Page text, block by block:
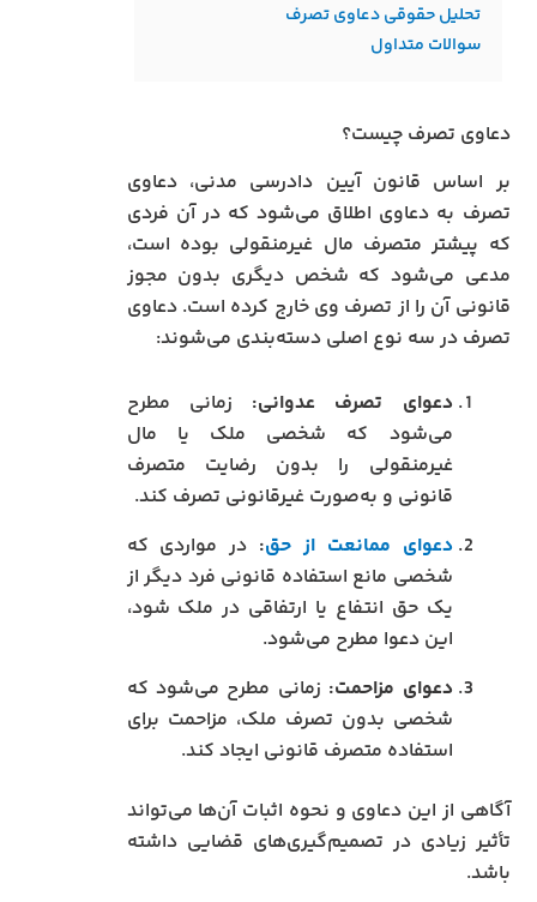
تحلیل حقوقی دعاوی تصرف
سوالات متداول
دعاوی تصرف چیست؟
بر اساس قانون آیین دادرسی مدنی، دعاوی
تصرف به دعاوی اطلاق می‌شود که در آن فردی
که پیشتر متصرف مال غیرمنقولی بوده است،
مدعی می‌شود که شخص دیگری بدون مجوز
قانونی آن را از تصرف وی خارج کرده است. دعاوی
تصرف در سه نوع اصلی دسته‌بندی می‌شوند:
دعوای تصرف عدوانی: زمانی مطرح
می‌شود که شخصی ملک یا مال
غیرمنقولی را بدون رضایت متصرف
قانونی و به‌صورت غیرقانونی تصرف کند.
دعوای ممانعت از حق: در مواردی که
شخصی مانع استفاده قانونی فرد دیگر از
یک حق انتفاع یا ارتفاقی در ملک شود،
این دعوا مطرح می‌شود.
دعوای مزاحمت: زمانی مطرح می‌شود که
شخصی بدون تصرف ملک، مزاحمت برای
استفاده متصرف قانونی ایجاد کند.
آگاهی از این دعاوی و نحوه اثبات آن‌ها می‌تواند
تأثیر زیادی در تصمیم‌گیری‌های قضایی داشته
باشد.